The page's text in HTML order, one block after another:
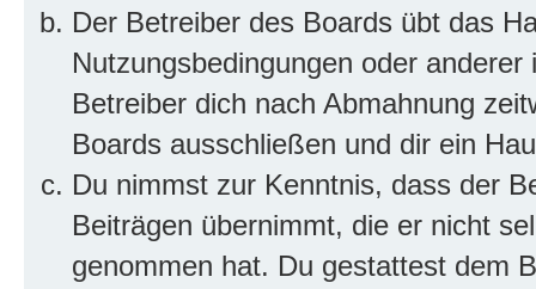
Der Betreiber des Boards übt das
Nutzungsbedingungen oder
Betreiber dich nach Abmahnung
Boards ausschließen und dir ein
Du nimmst zur Kenntnis, dass der
Beiträgen übernimmt, die er nicht
genommen hat. Du gestattest dem